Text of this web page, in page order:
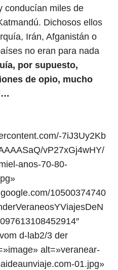
conducían miles de
Dichosos ellos
Irán, Afganistán o
no eran para nada
por supuesto,
de opio, mucho
7iJ3Uy2Kb
vP27xGj4wHY/
anos-70-80-
10500374740
d-lab2/3 der
alt=»veranear-
01.jpg»